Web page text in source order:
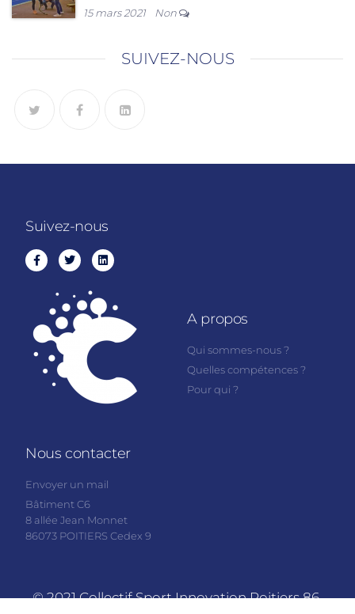
15 mars 2021 Non
SUIVEZ-NOUS
Suivez-nous
A propos
Qui sommes-nous ?
Quelles compétences ?
Pour qui ?
Nous contacter
Envoyer un mail
Bâtiment C6
8 allée Jean Monnet
86073 POITIERS Cedex 9
© 2021 Collectif Sport Innovation Poitiers 86